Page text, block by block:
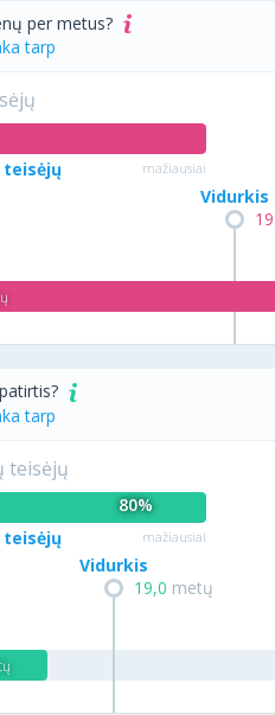
per metus?
tarp
teisėjų mažiausiai
Vidurkis
tarp
teisėjų
80%
teisėjų mažiausiai
19,0 metų
Vidurkis